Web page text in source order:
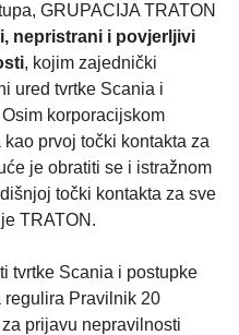
GRUPACIJA TRATON
nepristrani i povjerljivi
, kojim zajednički
ured tvrtke Scania i
korporacijskom
prvoj točki kontakta za
je obratiti se i istražnom
točki kontakta za sve
TRATON.
tvrtke Scania i postupke
regulira Pravilnik 20
prijavu nepravilnosti